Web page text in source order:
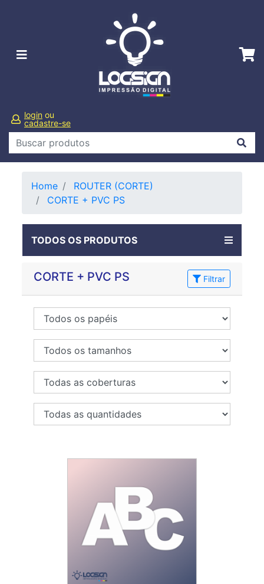
login ou
cadastre-se
Home
ROUTER (CORTE)
CORTE + PVC PS
TODOS OS PRODUTOS
CORTE + PVC PS Filtrar